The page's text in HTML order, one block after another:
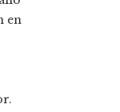
en